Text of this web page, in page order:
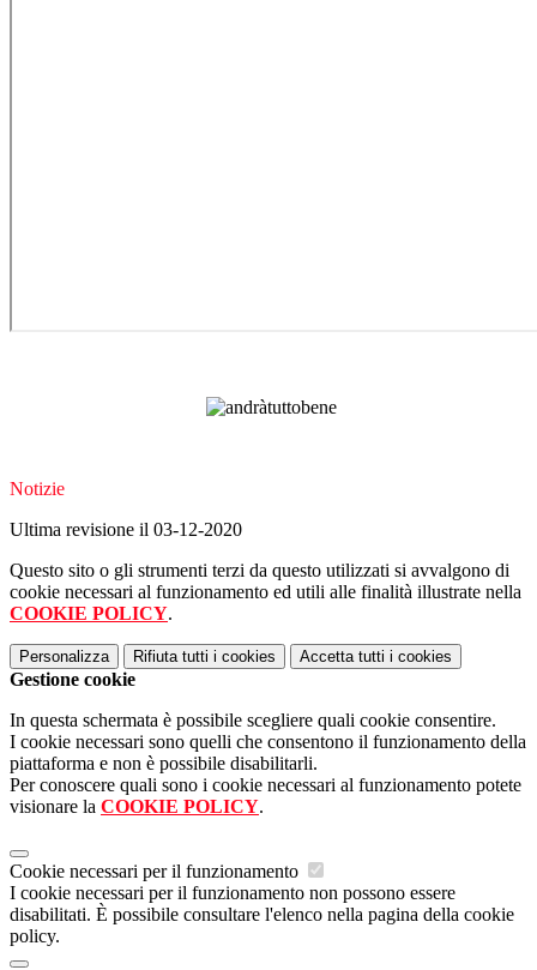
Notizie
Ultima revisione il 03-12-2020
Questo sito o gli strumenti terzi da questo utilizzati si avvalgono di
cookie necessari al funzionamento ed utili alle finalità illustrate nella
COOKIE POLICY.
Personalizza Rifiuta tutti i cookies Accetta tutti i cookies
Gestione cookie
In questa schermata è possibile scegliere quali cookie consentire.
I cookie necessari sono quelli che consentono il funzionamento della
piattaforma e non è possibile disabilitarli.
Per conoscere quali sono i cookie necessari al funzionamento potete
visionare la COOKIE POLICY.
Cookie necessari per il funzionamento
I cookie necessari per il funzionamento non possono essere
disabilitati. È possibile consultare l'elenco nella pagina della cookie
policy.